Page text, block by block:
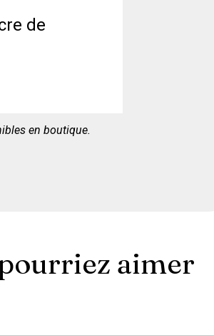
de
en boutique.
aimer